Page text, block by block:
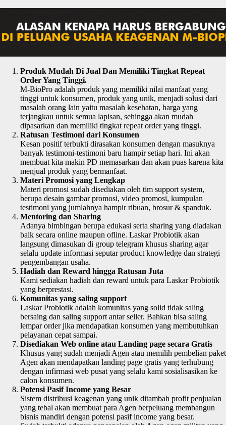
Produk Mudah Di Jual Dan Memiliki Tingkat Repeat
Order Yang Tinggi.
M-BioPro adalah produk yang memiliki nilai manfaat yang
tinggi untuk konsumen, produk yang unik, menjadi solusi dari
masalah orang lain yaitu masalah kesehatan, harga yang
terjangkau untuk semua lapisan, sehingga akan mudah
dipasarkan dan memiliki tingkat repeat order yang tinggi.
Ratusan Testimoni dari Konsumen
Kesan positif terbukti dirasakan konsumen dengan masuknya
banyak testimoni-testimoni baru hampir setiap hari. Ini akan
membuat kita makin PD memasarkan dan akan puas karena kita
menjual produk yang bermanfaat.
Materi Promosi yang Lengkap
Materi promosi sudah disediakan oleh tim support system,
berupa desain gambar promosi, video promosi, kumpulan
testimoni yang jumlahnya hampir ribuan, brosur & spanduk.
Mentoring dan Sharing
Adanya bimbingan berupa edukasi serta sharing yang diadakan
baik secara online maupun ofline. Laskar Probiotik akan
langsung dimasukan di group telegram khusus sharing agar
selalu update informasi seputar product knowledge dan strategi
pengembangan usaha.
Hadiah dan Reward hingga Ratusan Juta
Kami sediakan hadiah dan reward untuk para Laskar Probiotik
yang berprestasi.
Komunitas yang saling support
Laskar Probiotik adalah komunitas yang solid tidak saling
bersaing dan saling support antar seller. Bahkan bisa saling
lempar order jika mendapatkan konsumen yang membutuhkan
pelayanan cepat sampai.
Disediakan Web online atau Landing page secara Gratis
Khusus yang sudah menjadi Agen atau memilih pembelian paket
Agen akan mendapatkan landing page gratis yang terhubung
dengan infirmasi web pusat yang selalu kami sosialisasikan ke
calon konsumen.
Potensi Pasif Income yang Besar
Sistem distribusi keagenan yang unik ditambah profit penjualan
yang tebal akan membuat para Agen berpeluang membangun
bisnis mandiri dengan potensi pasif income yang besar.